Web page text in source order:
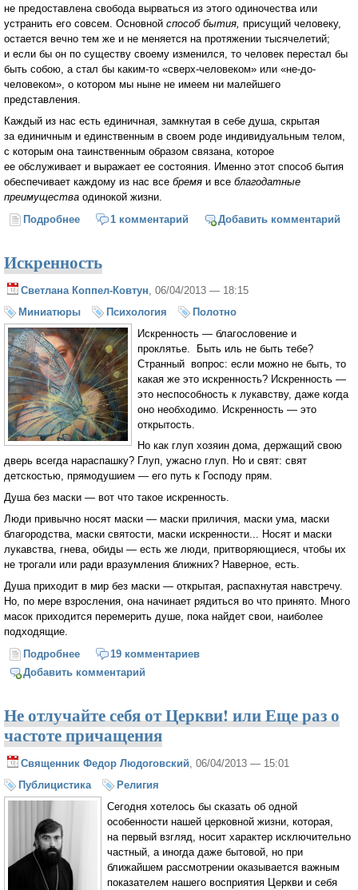
не предоставлена свобода вырваться из этого одиночества или
устранить его совсем. Основной способ бытия, присущий человеку,
остается вечно тем же и не меняется на протяжении тысячелетий;
и если бы он по существу своему изменился, то человек перестал бы
быть собою, а стал бы каким-то «сверх-человеком» или «не-до-
человеком», о котором мы ныне не имеем ни малейшего
представления.
Каждый из нас есть единичная, замкнутая в себе душа, скрытая
за единичным и единственным в своем роде индивидуальным телом,
с которым она таинственным образом связана, которое
ее обслуживает и выражает ее состояния. Именно этот способ бытия
обеспечивает каждому из нас все бремя и все благодатные
преимущества одинокой жизни.
Подробнее о Об искренности (Иван Ильин)
1 комментарий Добавить комментарий
Искренность
Светлана Коппел-Ковтун, 06/04/2013 — 18:15
Миниатюры
Психология
Полотно
Искренность — благословение и
проклятье. Быть иль не быть тебе?
Странный вопрос: если можно не быть, то
какая же это искренность? Искренность —
это неспособность к лукавству, даже когда
оно необходимо. Искренность — это
открытость.
Но как глуп хозяин дома, держащий свою
дверь всегда нараспашку? Глуп, ужасно глуп. Но и свят: свят
детскостью, прямодушием — его путь к Господу прям.
Душа без маски — вот что такое искренность.
Люди привычно носят маски — маски приличия, маски ума, маски
благородства, маски святости, маски искренности... Носят и маски
лукавства, гнева, обиды — есть же люди, притворяющиеся, чтобы их
не трогали или ради вразумления ближних? Наверное, есть.
Душа приходит в мир без маски — открытая, распахнутая навстречу.
Но, по мере взросления, она начинает рядиться во что принято. Много
масок приходится перемерить душе, пока найдет свои, наиболее
подходящие.
Подробнее о Искренность
19 комментариев
Добавить комментарий
Не отлучайте себя от Церкви! или Еще раз о
частоте причащения
Священник Федор Людоговский, 06/04/2013 — 15:01
Публицистика
Религия
Сегодня хотелось бы сказать об одной
особенности нашей церковной жизни, которая,
на первый взгляд, носит характер исключительно
частный, а иногда даже бытовой, но при
ближайшем рассмотрении оказывается важным
показателем нашего восприятия Церкви и себя